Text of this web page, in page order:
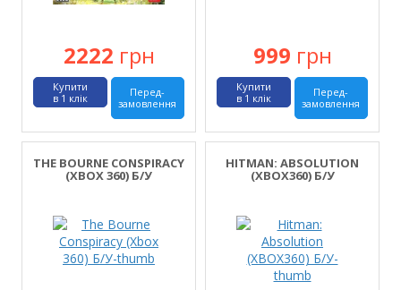
2222 грн
Перед-
замовлення
Купити
в 1 клік
999 грн
Перед-
замовлення
Купити
в 1 клік
THE BOURNE CONSPIRACY
(XBOX 360) Б/У
HITMAN: ABSOLUTION
(XBOX360) Б/У